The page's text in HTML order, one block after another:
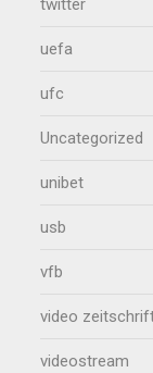
twitter
uefa
ufc
Uncategorized
unibet
usb
vfb
video
videostream